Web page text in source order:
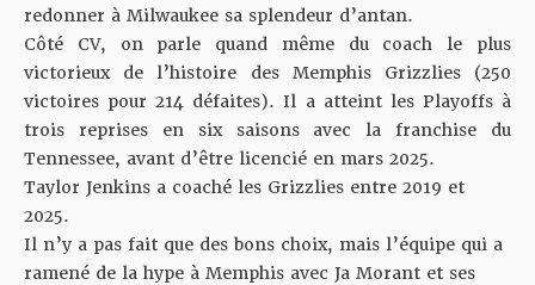
redonner à Milwaukee sa splendeur d’antan.
Côté CV, on parle quand même du coach le plus
victorieux de l’histoire des Memphis Grizzlies (250
victoires pour 214 défaites). Il a atteint les Playoffs à
trois reprises en six saisons avec la franchise du
Tennessee, avant d’être licencié en mars 2025.
Taylor Jenkins a coaché les Grizzlies entre 2019 et
2025.
Il n’y a pas fait que des bons choix, mais l’équipe qui a
ramené de la hype à Memphis avec Ja Morant et ses